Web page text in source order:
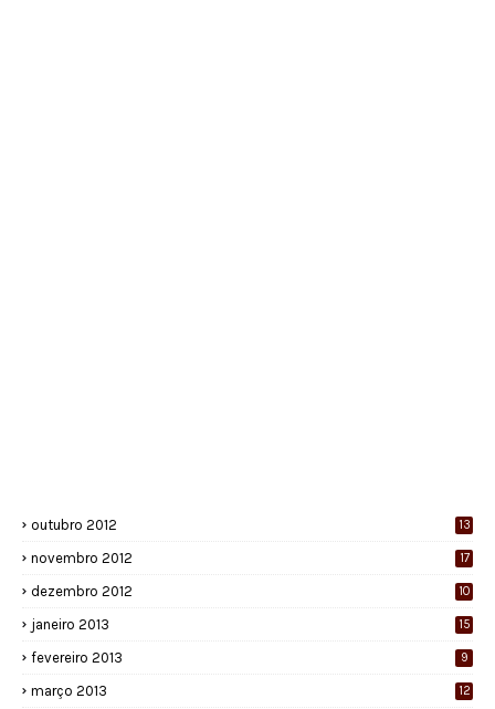
outubro 2012 13
novembro 2012 17
dezembro 2012 10
janeiro 2013 15
fevereiro 2013 9
março 2013 12